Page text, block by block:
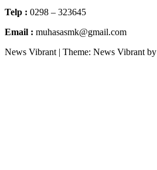
Telp : 0298 – 323645
Email : muhasasmk@gmail.com
News Vibrant | Theme: News Vibrant by